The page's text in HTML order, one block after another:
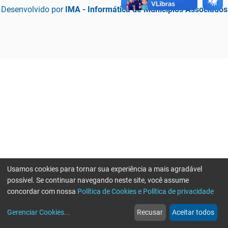
Desenvolvido por IMA - Informática de Municípios Associados
web
Notícias
more_horiz
Mais
Usamos cookies para tornar sua experiência a mais agradável
possível. Se continuar navegando neste site, você assume
concordar com nossa Política de Cookies e Política de privacidade
Gerenciar Cookies... Recusar Aceitar todos
Erro ao enviar informações, por favor tente novamente